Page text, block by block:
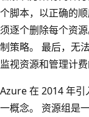
个脚本，以正确的
须逐个删除每个资
制策略。 最后，无
监视资源和管理计
Azure 在 2014 年
一概念。 资源组是